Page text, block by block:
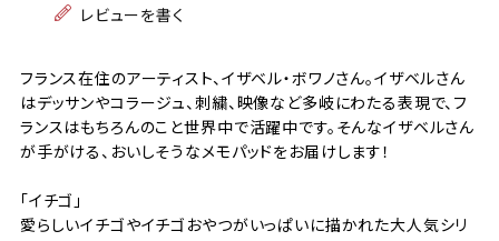
レビューを書く
フランス在住のアーティスト、イザベル・ボワノさん。イザベルさん
はデッサンやコラージュ、刺繍、映像など多岐にわたる表現で、フ
ランスはもちろんのこと世界中で活躍中です。そんなイザベルさん
が手がける、おいしそうなメモパッドをお届けします！
「イチゴ」
愛らしいイチゴやイチゴおやつがいっぱいに描かれた大人気シリ